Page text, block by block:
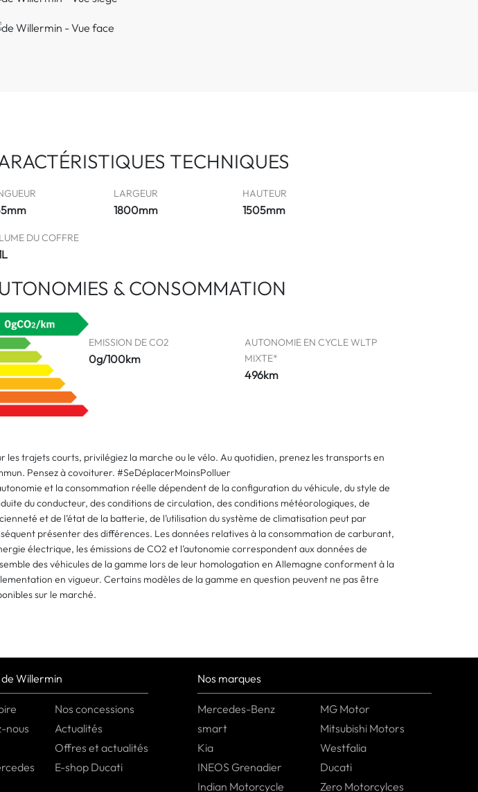
TECHNIQUES
LARGEUR
1800mm
HAUTEUR
1505mm
DU COFFRE
& CONSOMMATION
EMISSION DE CO2
0g/100km
AUTONOMIE EN CYCLE WLTP
MIXTE*
496km
les trajets courts, privilégiez la marche ou le vélo. Au quotidien, prenez les transports en
Pensez à covoiturer. #SeDéplacerMoinsPolluer
et la consommation réelle dépendent de la configuration du véhicule, du style de
du conducteur, des conditions de circulation, des conditions météorologiques, de
et de l’état de la batterie, de l’utilisation du système de climatisation peut par
présenter des différences. Les données relatives à la consommation de carburant,
électrique, les émissions de CO2 et l’autonomie correspondent aux données de
des véhicules de la gamme lors de leur homologation en Allemagne conforment à la
en vigueur. Certains modèles de la gamme en question peuvent ne pas être
sur le marché.
Willermin
Nos concessions
nous
Actualités
Offres et actualités
E-shop Ducati
Nos marques
Mercedes-Benz
MG Motor
smart
Mitsubishi Motors
Kia
Westfalia
INEOS Grenadier
Ducati
Indian Motorcycle
Zero Motorcylces